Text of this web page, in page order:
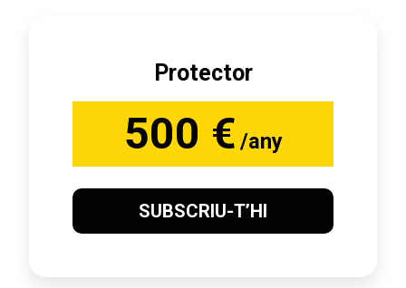
Protector
500 € /any
SUBSCRIU-T’HI